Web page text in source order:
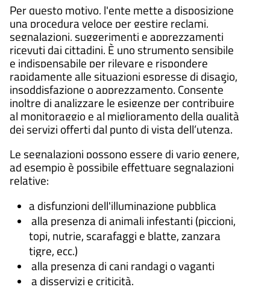
Per questo motivo, l'ente mette a disposizione
una procedura veloce per gestire reclami,
segnalazioni, suggerimenti e apprezzamenti
ricevuti dai cittadini. È uno strumento sensibile
e indispensabile per rilevare e rispondere
rapidamente alle situazioni espresse di disagio,
insoddisfazione o apprezzamento. Consente
inoltre di analizzare le esigenze per contribuire
al monitoraggio e al miglioramento della qualità
dei servizi offerti dal punto di vista dell’utenza.
Le segnalazioni possono essere di vario genere,
ad esempio è possibile effettuare segnalazioni
relative:
a disfunzioni dell'illuminazione pubblica
alla presenza di animali infestanti (piccioni,
topi, nutrie, scarafaggi e blatte, zanzara
tigre, ecc.)
alla presenza di cani randagi o vaganti
a disservizi e criticità.